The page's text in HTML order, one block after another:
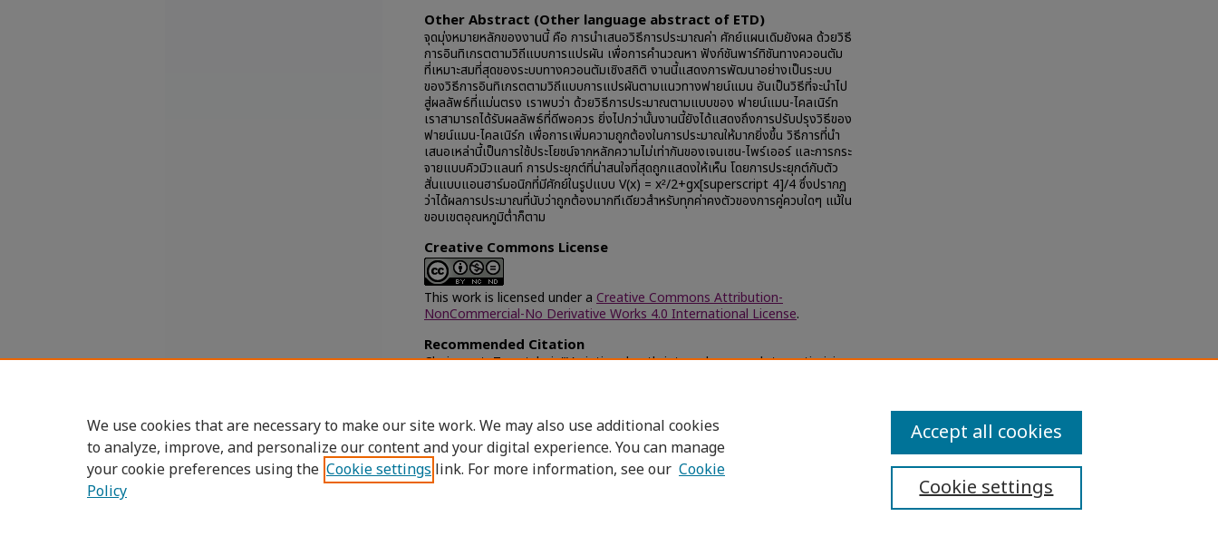
Other Abstract (Other language abstract of ETD)
จุดมุ่งหมายหลักของงานนี้ คือ การนำเสนอวิธีการประมาณค่า ศักย์แผนเดิมยังผล ด้วยวิธี
การอินทิเกรตตามวิถีแบบการแปรผัน เพื่อการคำนวณหา ฟังก์ชันพาร์ทิชันทางควอนตัม
ที่เหมาะสมที่สุดของระบบทางควอนตัมเชิงสถิติ งานนี้แสดงการพัฒนาอย่างเป็นระบบ
ของวิธีการอินทิเกรตตามวิถีแบบการแปรผันตามแนวทางฟายน์แมน อันเป็นวิธีที่จะนำไป
สู่ผลลัพธ์ที่แม่นตรง เราพบว่า ด้วยวิธีการประมาณตามแบบของ ฟายน์แมน-ไคลเนิร์ท
เราสามารถได้รับผลลัพธ์ที่ดีพอควร ยิ่งไปกว่านั้นงานนี้ยังได้แสดงถึงการปรับปรุงวิธีของ
ฟายน์แมน-ไคลเนิร์ก เพื่อการเพิ่มความถูกต้องในการประมาณให้มากยิ่งขึ้น วิธีการที่นำ
เสนอเหล่านี้เป็นการใช้ประโยชน์จากหลักความไม่เท่ากันของเจนเซน-ไพร์เออร์ และการกระ
จายแบบคิวมิวแลนท์ การประยุกต์ที่น่าสนใจที่สุดถูกแสดงให้เห็น โดยการประยุกต์กับตัว
สั่นแบบแอนฮาร์มอนิกที่มีศักย์ในรูปแบบ V(x) = x²/2+gx[superscript 4]/4 ซึ่งปรากฏ
ว่าได้ผลการประมาณที่นับว่าถูกต้องมากทีเดียวสำหรับทุกค่าคงตัวของการคู่ควบใดๆ แม้ใน
ขอบเขตอุณหภูมิต่ำก็ตาม
Creative Commons License
This work is licensed under a Creative Commons Attribution-
NonCommercial-No Derivative Works 4.0 International License.
Recommended Citation
Chaisawat, Tawatchai, "Variational path-integral approach to optimizing
Accessibility Statement
We use cookies that are necessary to make our site work. We may also use additional cookies
to analyze, improve, and personalize our content and your digital experience. You can manage
your cookie preferences using the Cookie settings link. For more information, see our Cookie
Policy
Cookie settings
Accept all cookies